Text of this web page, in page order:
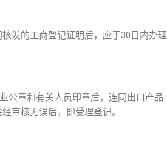
发的工商登记证明后，应于30日内办理
公章和有关人员印章后，连同出口产品
审核无误后，即受理登记。